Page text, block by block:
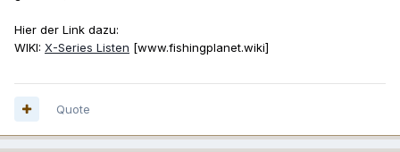
Hier der Link dazu:
WIKI: X-Series Listen [www.fishingplanet.wiki]
Quote